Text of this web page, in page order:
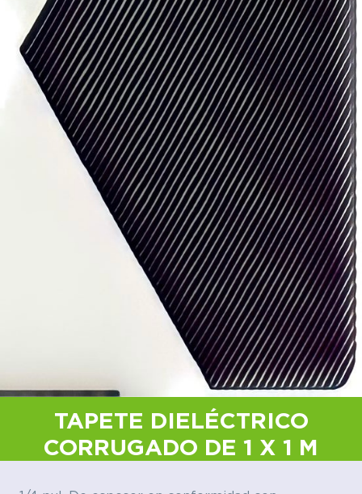
TAPETE DIELÉCTRICO
CORRUGADO DE 1 X 1 M